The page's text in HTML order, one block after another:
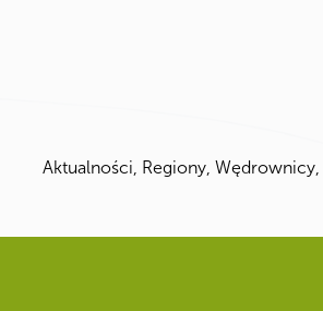
Aktualności Regiony Wędrownicy